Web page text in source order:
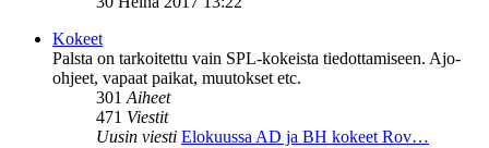
Kokeet
Palsta on tarkoitettu vain SPL-kokeista tiedottamiseen. Ajo-
ohjeet, vapaat paikat, muutokset etc.
301Aiheet
471 Viestit
Uusin viesti Elokuussa AD ja BH kokeet Rov…